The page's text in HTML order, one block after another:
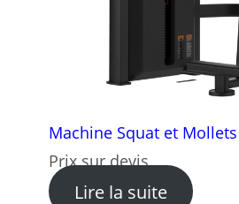
Machine Squat et
Prix sur devis
Lire la suite: